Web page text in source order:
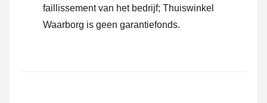
faillissement van het bedrijf; Thuiswinkel
Waarborg is geen garantiefonds.